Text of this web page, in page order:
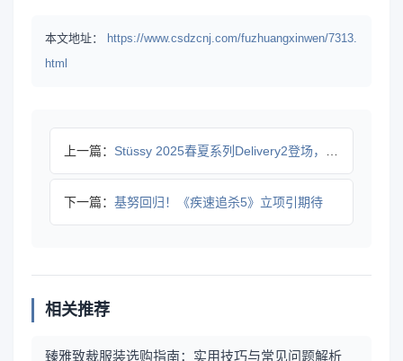
本文地址：
https://www.csdzcnj.com/fuzhuangxinwen/7313.
html
上一篇： Stüssy 2025春夏系列Delivery2登场，街头风
下一篇： 基努回归！《疾速追杀5》立项引期待
相关推荐
臻雅致裁服装选购指南：实用技巧与常见问题解析